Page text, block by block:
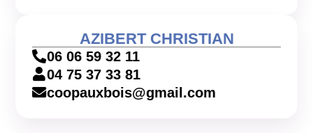
AZIBERT CHRISTIAN
06 06 59 32 11
04 75 37 33 81
coopauxbois@gmail.com